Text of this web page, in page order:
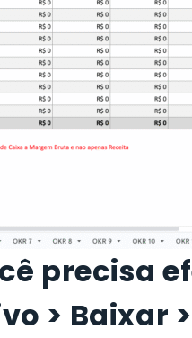
precisa
> Baixar